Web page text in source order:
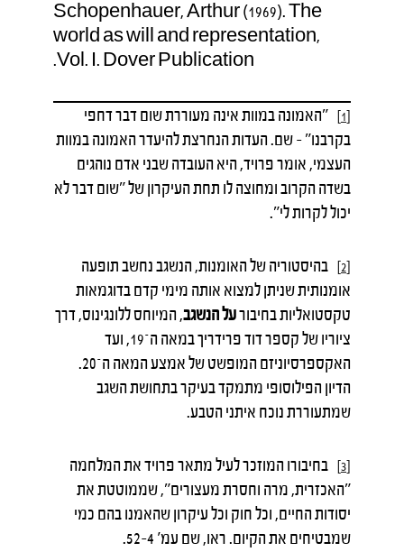
Schopenhauer, Arthur (1969). The
world as will and representation,
Vol. I. Dover Publication.
[1]
״האמונה במוות אינה מעוררת שום דבר דחפי
בקרבנו״ – שם. העדות הנחרצת להיעדר האמונה במוות
העצמי, אומר פרויד, היא העובדה שבני אדם נוהגים
בשדה הקרוב ומחוצה לו תחת העיקרון של ״שום דבר לא
יכול לקרות לי״.
[2]
בהיסטוריה של האומנות, הנשגב נחשב תופעה
אומנותית שניתן למצוא אותה מימי קדם בדוגמאות
טקסטואליות בחיבורעל הנשגב, המיוחס ללונגינוס, דרך
ציוריו של קספר דוד פרידריך במאה ה־19, ועד
האקספרסיוניזם המופשט של אמצע המאה ה־20.
הדיון הפילוסופי מתמקד בעיקר בתחושת השגב
שמתעוררת נוכח איתני הטבע.
[3]
בחיבורו המוזכר לעיל מתאר פרויד את המלחמה
״האכזרית, מרה וחסרת מעצורים״, שממוטטת את
יסודות החיים, וכל חוק וכל עיקרון שהאמנו בהם כמי
שמבטיחים את הקיום. ראו, שם עמ׳ 4–52.